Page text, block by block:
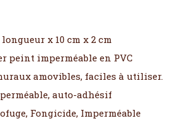
x 10 cm x 2 cm
peint imperméable en PVC
amovibles, faciles à utiliser.
auto-adhésif
Fongicide, Imperméable